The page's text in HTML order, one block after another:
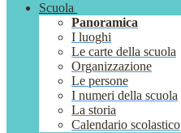
Scuola
Panoramica
I luoghi
Le carte della scuola
Organizzazione
Le persone
I numeri della scuola
La storia
Calendario scolastico